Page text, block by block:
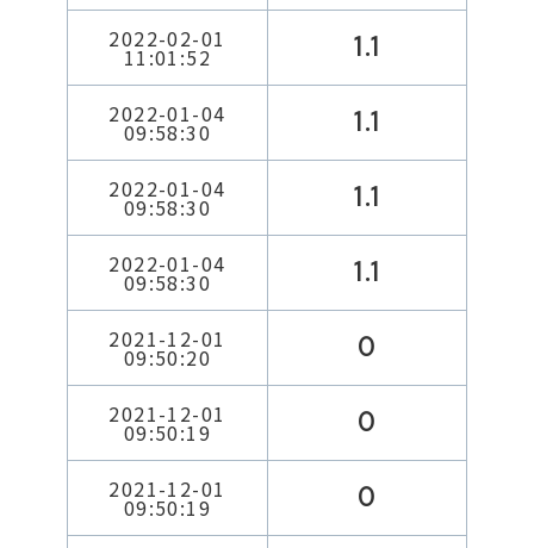
2022-02-01
11:01:52 1.1
2022-01-04
09:58:30 1.1
2022-01-04
09:58:30 1.1
2022-01-04
09:58:30 1.1
2021-12-01
09:50:20 0
2021-12-01
09:50:19 0
2021-12-01
09:50:19 0